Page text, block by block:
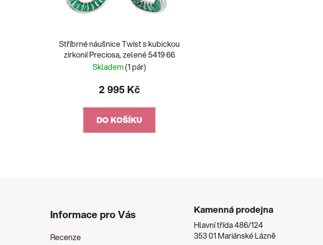
Stříbrné náušnice Twist s kubickou
zirkonií Preciosa, zelené 5419 66
Skladem(1 pár)
2 995 Kč
DO KOŠÍKU
Informace pro Vás
Recenze
Kamenná prodejna
Hlavní třída 486/124
353 01 Mariánské Lázně